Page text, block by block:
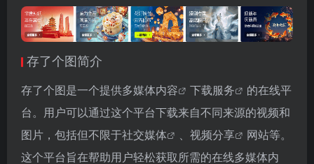
存了个图简介
存了个图是一个提供多媒体内容 下载服务
的在线平
台。用户可以通过这个平台下载来自不同来源的视频和
图片，包括但不限于社交媒体 、 视频分享
网站等。
这个平台旨在帮助用户轻松获取所需的在线多媒体内